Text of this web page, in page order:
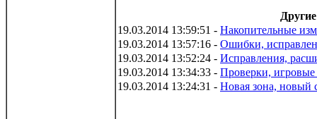
19.03.2014 13:59:51 - Накопительные
19.03.2014 13:57:16 - Ошибки,
19.03.2014 13:52:24 - Исправления,
19.03.2014 13:34:33 - Проверки,
19.03.2014 13:24:31 - Новая зона, новый